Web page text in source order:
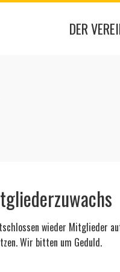
DER
wieder Mitglieder
Wir bitten um Geduld.